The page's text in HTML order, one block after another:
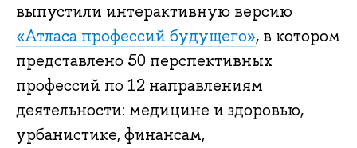
выпустили интерактивную версию
«Атласа профессий будущего», в котором
представлено 50 перспективных
профессий по 12 направлениям
деятельности: медицине и здоровью,
урбанистике, финансам,